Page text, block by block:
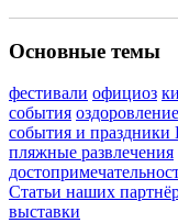
Основные темы
фестивали официоз
события оздоровление
события и
пляжные развлечения
Статьи наших
выставки